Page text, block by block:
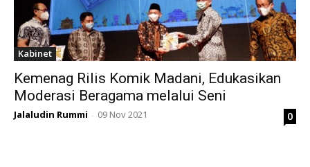
Kabinet
Kemenag Rilis Komik Madani, Edukasikan
Moderasi Beragama melalui Seni
Jalaludin Rummi - 09 Nov 2021 0